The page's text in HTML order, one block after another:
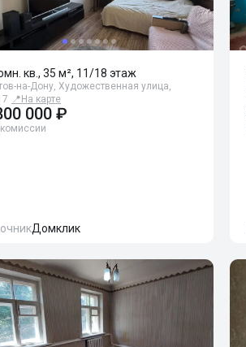
кв., 35 м², 11/18 этаж
на-Дону, Художественная улица,
📍 На карте
000 ₽
комиссии
Домклик